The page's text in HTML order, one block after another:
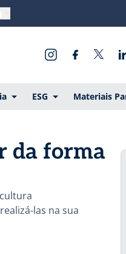
ESG Materiais
da forma
las na sua